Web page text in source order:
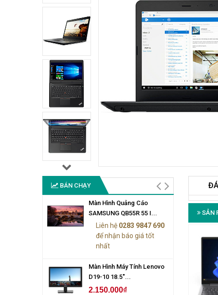
BÁN CHẠY
Màn Hình Quảng Cáo
SAMSUNG QB55R 55 I...
Liên hệ 0283 9847 690
để nhận báo giá tốt
nhất
Màn Hình Máy Tính Lenovo
D19-10 18.5"...
2.150.000₫
SẢN